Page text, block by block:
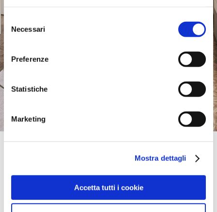
Selezione
del
consenso
Necessari
Preferenze
Statistiche
Marketing
Mostra dettagli
Accetta tutti i cookie
90-319, LODZ, Polonia
Sábado: 10:00-16:00
llévame aquí